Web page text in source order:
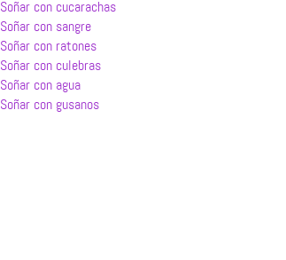
Soñar con cucarachas
Soñar con sangre
Soñar con ratones
Soñar con culebras
Soñar con agua
Soñar con gusanos